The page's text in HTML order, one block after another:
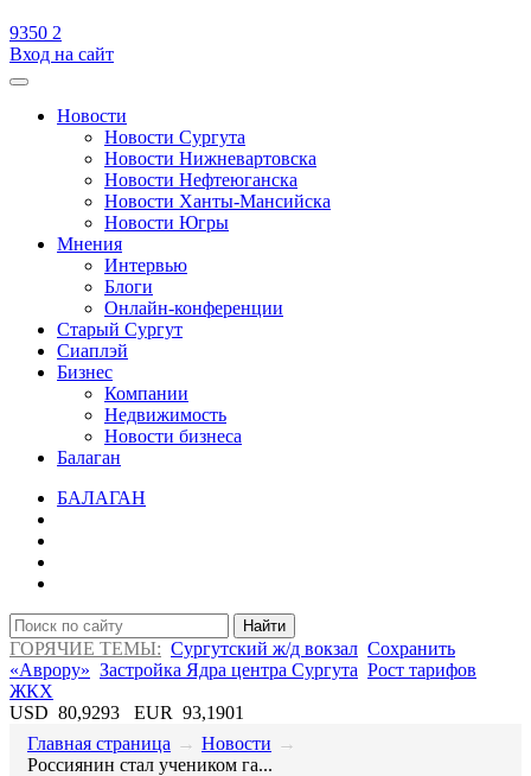
9350 2
Вход на сайт
Новости
Новости Сургута
Новости Нижневартовска
Новости Нефтеюганска
Новости Ханты-Мансийска
Новости Югры
Мнения
Интервью
Блоги
Онлайн-конференции
Старый Сургут
Сиаплэй
Бизнес
Компании
Недвижимость
Новости бизнеса
Балаган
БАЛАГАН
Найти
ГОРЯЧИЕ ТЕМЫ: Сургутский ж/д вокзал Сохранить
«Аврору» Застройка Ядра центра Сургута Рост тарифов
ЖКХ
USD 80,9293 EUR 93,1901
Главная страница → Новости →
Россиянин стал учеником га...